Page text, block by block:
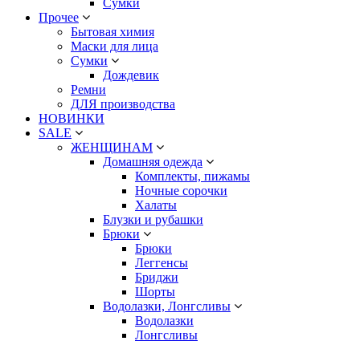
Сумки
Прочее
Бытовая химия
Маски для лица
Сумки
Дождевик
Ремни
ДЛЯ производства
НОВИНКИ
SALE
ЖЕНЩИНАМ
Домашняя одежда
Комплекты, пижамы
Ночные сорочки
Халаты
Блузки и рубашки
Брюки
Брюки
Леггенсы
Бриджи
Шорты
Водолазки, Лонгсливы
Водолазки
Лонгсливы